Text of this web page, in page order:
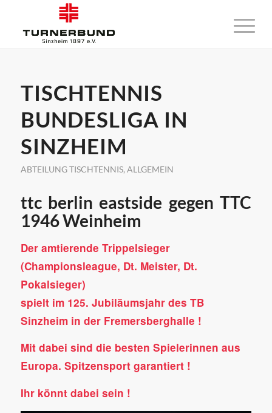
TISCHTENNIS
BUNDESLIGA IN
SINZHEIM
ABTEILUNG TISCHTENNIS, ALLGEMEIN
ttc berlin eastside gegen TTC
1946 Weinheim
Der amtierende Trippelsieger
(Championsleague, Dt. Meister, Dt.
Pokalsieger)
spielt im 125. Jubiläumsjahr des TB
Sinzheim in der Fremersberghalle !
Mit dabei sind die besten Spielerinnen aus
Europa. Spitzensport garantiert !
Ihr könnt dabei sein !